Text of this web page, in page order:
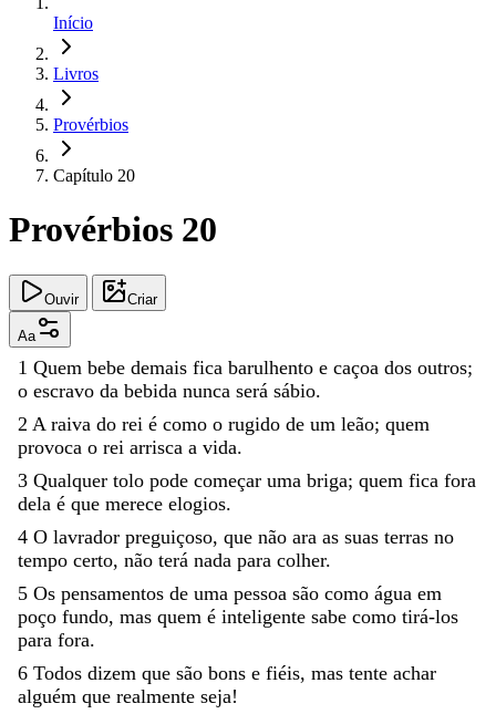
Início
Livros
Provérbios
Capítulo 20
Provérbios 20
Ouvir Criar
Aa
1 Quem bebe demais fica barulhento e caçoa dos outros;
o escravo da bebida nunca será sábio.
2 A raiva do rei é como o rugido de um leão; quem
provoca o rei arrisca a vida.
3 Qualquer tolo pode começar uma briga; quem fica fora
dela é que merece elogios.
4 O lavrador preguiçoso, que não ara as suas terras no
tempo certo, não terá nada para colher.
5 Os pensamentos de uma pessoa são como água em
poço fundo, mas quem é inteligente sabe como tirá-los
para fora.
6 Todos dizem que são bons e fiéis, mas tente achar
alguém que realmente seja!